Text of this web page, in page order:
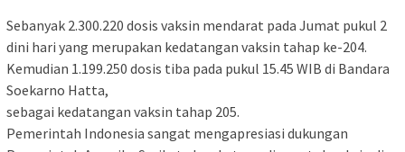
Sebanyak 2.300.220 dosis vaksin mendarat pada Jumat pukul 2
dini hari yang merupakan kedatangan vaksin tahap ke-204.
Kemudian 1.199.250 dosis tiba pada pukul 15.45 WIB di Bandara
Soekarno Hatta,
sebagai kedatangan vaksin tahap 205.
Pemerintah Indonesia sangat mengapresiasi dukungan